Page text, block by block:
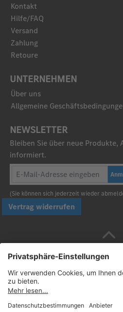
Kontakt
Hilfe/FAQ
Versand
Zahlung
Retoure
UNTERNEHMEN
Über uns
Allgemeine
NEWSLETTER
Bleiben Sie über neue
informiert.
(Sie können sich jederzeit wieder
Vertrag widerrufen
Sicher